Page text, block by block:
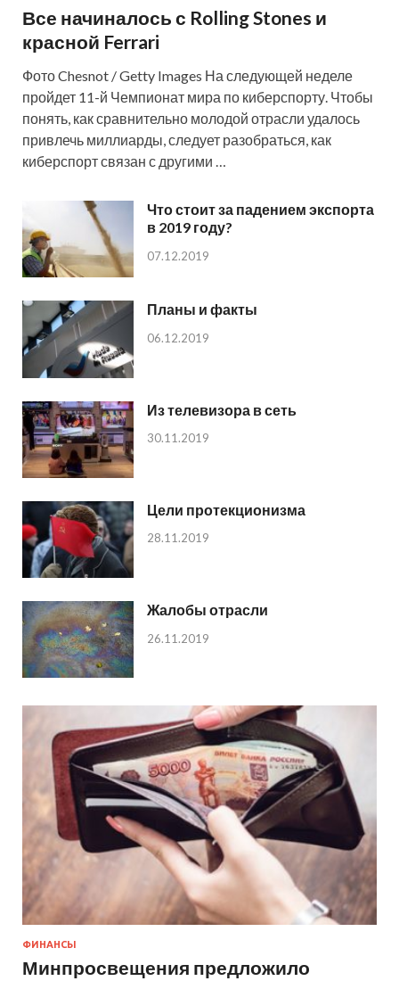
Все начиналось с Rolling Stones и
красной Ferrari
Фото Chesnot / Getty Images На следующей неделе
пройдет 11-й Чемпионат мира по киберспорту. Чтобы
понять, как сравнительно молодой отрасли удалось
привлечь миллиарды, следует разобраться, как
киберспорт связан с другими …
Что стоит за падением экспорта
в 2019 году?
07.12.2019
Планы и факты
06.12.2019
Из телевизора в сеть
30.11.2019
Цели протекционизма
28.11.2019
Жалобы отрасли
26.11.2019
ФИНАНСЫ
Минпросвещения предложило